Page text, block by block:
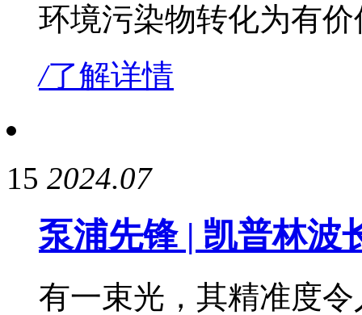
环境污染物转化为有
/了解详情
15 2024.07
泵浦先锋 | 凯普林波
有一束光，其精准度